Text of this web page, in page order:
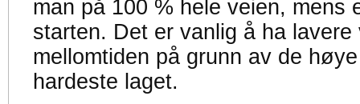
man på 100 % hele veien, mens
starten. Det er vanlig å ha
mellomtiden på grunn av de
hardeste laget.